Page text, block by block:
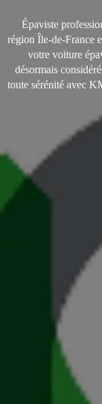
Épaviste
région Île-de-France
votre voiture
désormais
toute sérénité avec